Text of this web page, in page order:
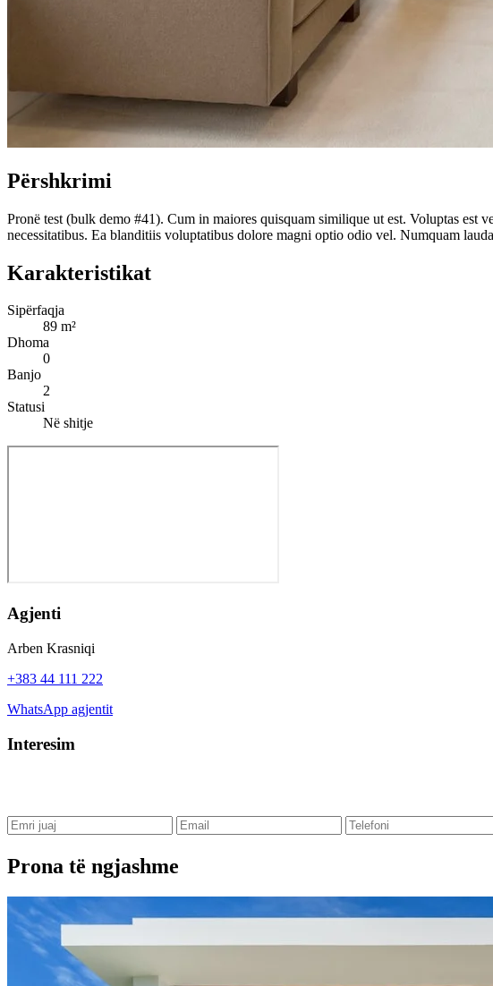
Përshkrimi
Pronë test (bulk demo #41). Cum in maiores quisquam similique ut est. Voluptas est
necessitatibus. Ea blanditiis voluptatibus dolore magni optio odio vel. Numquam
Karakteristikat
Sipërfaqja
89 m²
Dhoma
0
Banjo
2
Statusi
Në shitje
Agjenti
Arben Krasniqi
+383 44 111 222
WhatsApp agjentit
Interesim
Prona të ngjashme